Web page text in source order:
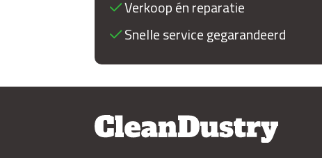
Verkoop én reparatie
Snelle service gegarandeerd